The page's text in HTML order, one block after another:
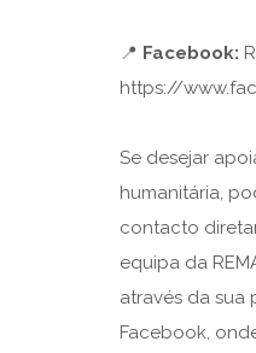
📍 Facebook:
https://
Se desejar
humanitária,
contacto
equipa da
através da sua
Facebook,